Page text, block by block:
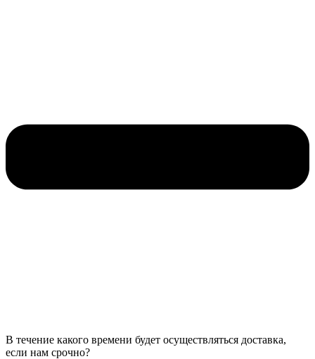
В течение какого времени будет осуществляться доставка,
если нам срочно?